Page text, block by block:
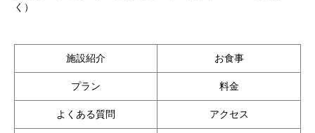
く）
施設紹介 お食事
プラン 料金
よくある質問 アクセス